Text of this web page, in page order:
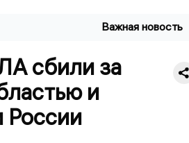
Важная новость
сбили за
и
России